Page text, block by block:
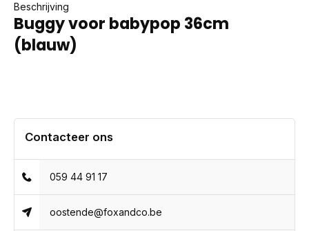
Beschrijving
Buggy voor babypop 36cm
(blauw)
Contacteer ons
059 44 91 17
oostende@foxandco.be